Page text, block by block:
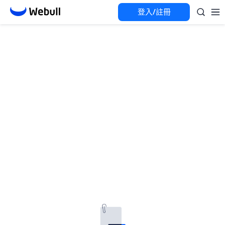
登入/註冊